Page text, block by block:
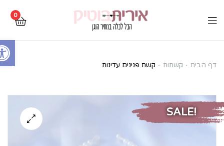
Open toolbar
0
קשת
עדינות
דף הבית קשתות קשת פנינים עדינות
SALE!